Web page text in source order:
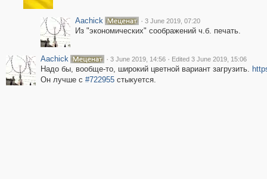
Aachick · 3 June 2019, 07:20
Из "экономических" соображений ч.б. печать.
Aachick · 3 June 2019, 14:56 · Edited 3 June 2019, 15:06
Надо бы, вообще-то, широкий цветной вариант загрузить.
Он лучше с #722955стыкуется.